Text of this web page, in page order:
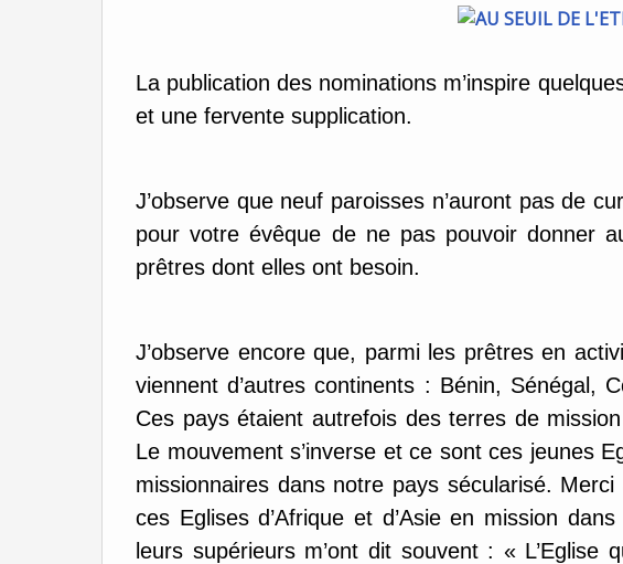
La publication des nominations m’inspire
et une fervente supplication.
J’observe que neuf paroisses n’auront pas de
pour votre évêque de ne pas pouvoir donner
prêtres dont elles ont besoin.
J’observe encore que, parmi les prêtres en
viennent d’autres continents : Bénin, Sénégal,
Ces pays étaient autrefois des terres de
Le mouvement s’inverse et ce sont ces jeunes
missionnaires dans notre pays sécularisé.
ces Eglises d’Afrique et d’Asie en mission
leurs supérieurs m’ont dit souvent : «